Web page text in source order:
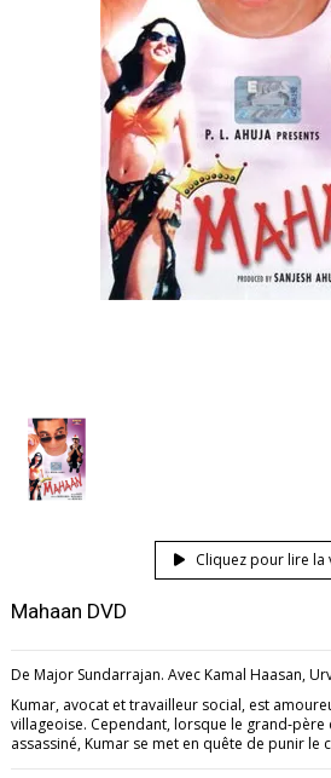
Cliquez pour lire la
Mahaan DVD
De Major Sundarrajan. Avec Kamal Haasan,
Kumar, avocat et travailleur social, est
villageoise. Cependant, lorsque le grand‑père
assassiné, Kumar se met en quête de punir le